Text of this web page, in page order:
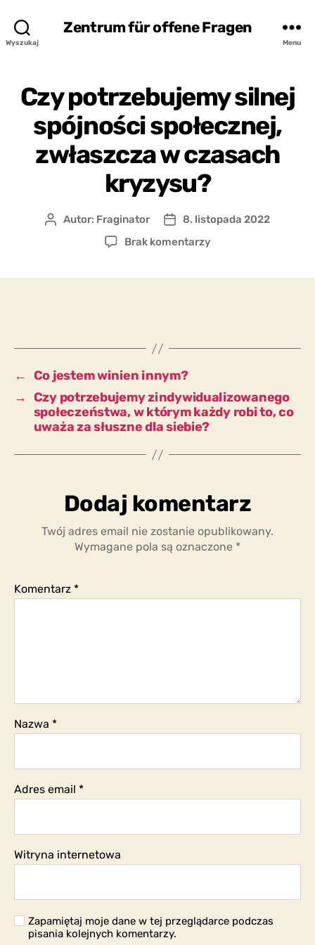
Wyszukaj
Zentrum für offene Fragen
Menu
Czy potrzebujemy silnej
spójności społecznej,
zwłaszcza w czasach
kryzysu?
AutorAutor: Fraginator
Data
wpisu
8. listopada 2022
Brak komentarzydo
w
← Co jestem winien innym?
→ Czy potrzebujemy zindywidualizowanego
społeczeństwa, w którym każdy robi to, co
uważa za słuszne dla siebie?
Dodaj komentarz
Twój adres email nie zostanie opublikowany.
Wymagane pola są oznaczone *
Komentarz *
Nazwa *
Adres email *
Witryna internetowa
Zapamiętaj moje dane w tej przeglądarce podczas
pisania kolejnych komentarzy.